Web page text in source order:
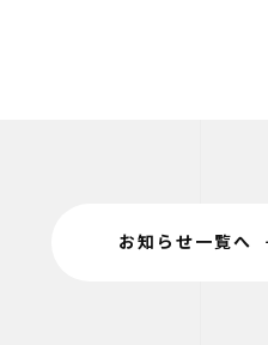
お知らせ一覧へ